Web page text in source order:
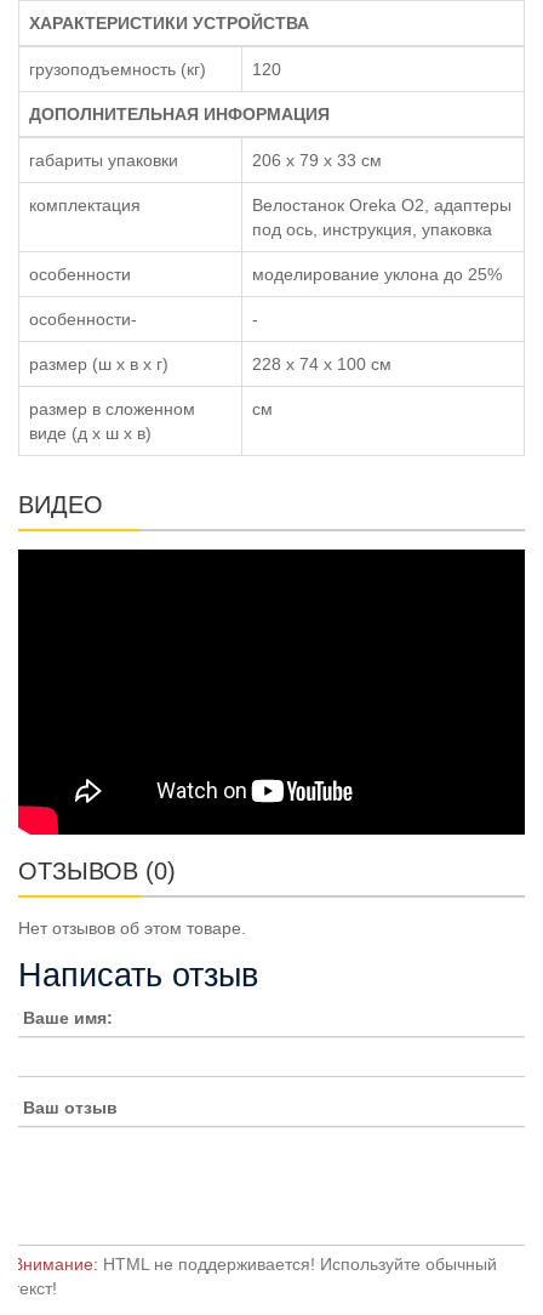
ХАРАКТЕРИСТИКИ УСТРОЙСТВА
грузоподъемность (кг) 120
ДОПОЛНИТЕЛЬНАЯ ИНФОРМАЦИЯ
габариты упаковки 206 x 79 x 33 см
комплектация
Велостанок Oreka O2, адаптеры
под ось, инструкция, упаковка
особенности моделирование уклона до 25%
особенности- -
размер (ш x в x г) 228 x 74 x 100 см
размер в сложенном
виде (д x ш x в)
см
ВИДЕО
ОТЗЫВОВ (0)
Нет отзывов об этом товаре.
Написать отзыв
Ваше имя:
Ваш отзыв
Внимание: HTML не поддерживается! Используйте обычный
текст!